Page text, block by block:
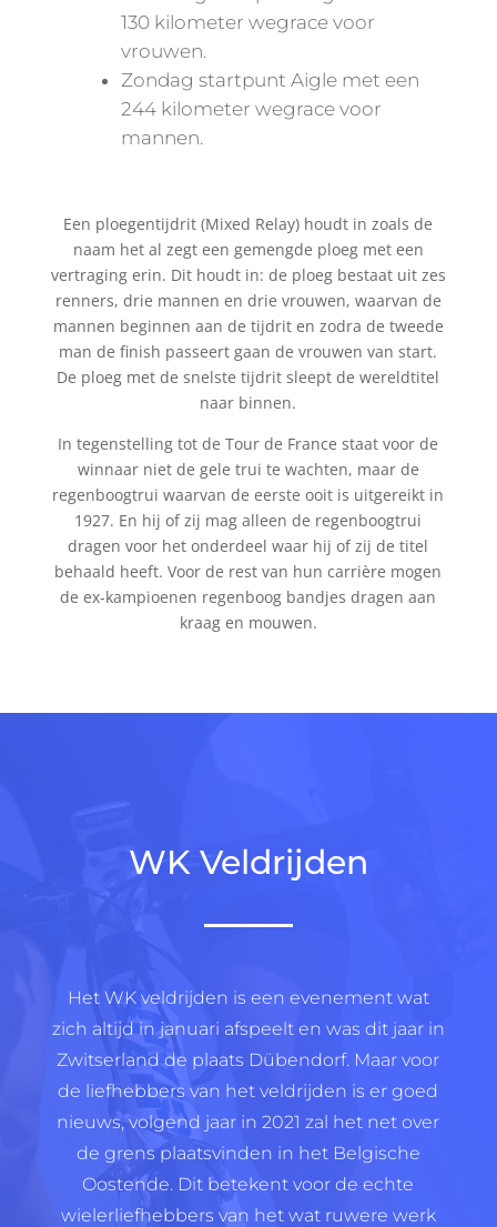
130 kilometer wegrace voor
vrouwen.
Zondag startpunt Aigle met een
244 kilometer wegrace voor
mannen.
Een ploegentijdrit (Mixed Relay) houdt in zoals de
naam het al zegt een gemengde ploeg met een
vertraging erin. Dit houdt in: de ploeg bestaat uit zes
renners, drie mannen en drie vrouwen, waarvan de
mannen beginnen aan de tijdrit en zodra de tweede
man de finish passeert gaan de vrouwen van start.
De ploeg met de snelste tijdrit sleept de wereldtitel
naar binnen.
In tegenstelling tot de Tour de France staat voor de
winnaar niet de gele trui te wachten, maar de
regenboogtrui waarvan de eerste ooit is uitgereikt in
1927. En hij of zij mag alleen de regenboogtrui
dragen voor het onderdeel waar hij of zij de titel
behaald heeft. Voor de rest van hun carrière mogen
de ex-kampioenen regenboog bandjes dragen aan
kraag en mouwen.
WK Veldrijden
Het WK veldrijden is een evenement wat
zich altijd in januari afspeelt en was dit jaar in
Zwitserland de plaats Dübendorf. Maar voor
de liefhebbers van het veldrijden is er goed
nieuws, volgend jaar in 2021 zal het net over
de grens plaatsvinden in het Belgische
Oostende. Dit betekent voor de echte
wielerliefhebbers van het wat ruwere werk